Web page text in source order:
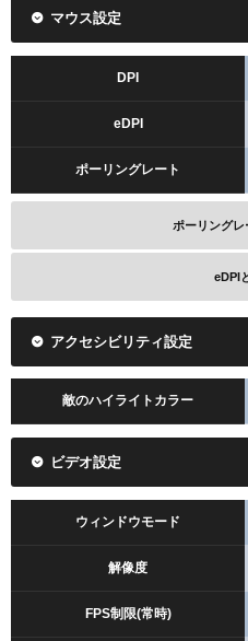
マウス設定
DPI
eDPI
ポーリングレート
ポーリング
eDPI
アクセシビリティ設定
敵のハイライトカラー
ビデオ設定
ウィンドウモード
解像度
FPS制限(常時)